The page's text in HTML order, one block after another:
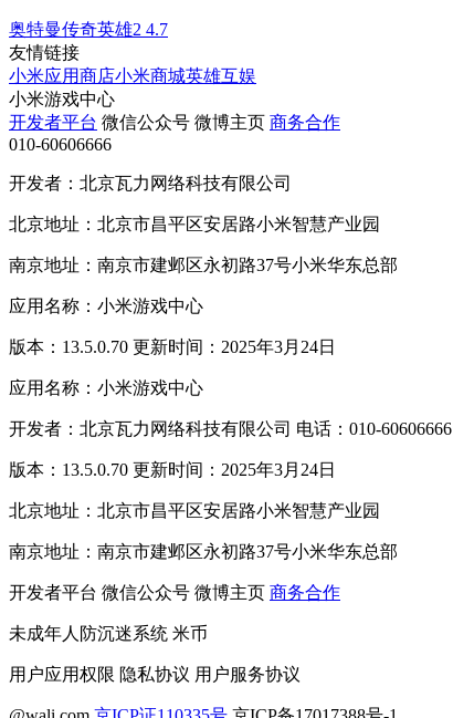
奥特曼传奇英雄2 4.7
友情链接
小米应用商店小米商城英雄互娱
小米游戏中心
开发者平台 微信公众号 微博主页 商务合作
010-60606666
开发者：北京瓦力网络科技有限公司
北京地址：北京市昌平区安居路小米智慧产业园
南京地址：南京市建邺区永初路37号小米华东总部
应用名称：小米游戏中心
版本：13.5.0.70 更新时间：2025年3月24日
应用名称：小米游戏中心
开发者：北京瓦力网络科技有限公司 电话：010-60606666
版本：13.5.0.70 更新时间：2025年3月24日
北京地址：北京市昌平区安居路小米智慧产业园
南京地址：南京市建邺区永初路37号小米华东总部
开发者平台 微信公众号 微博主页 商务合作
未成年人防沉迷系统 米币
用户应用权限 隐私协议 用户服务协议